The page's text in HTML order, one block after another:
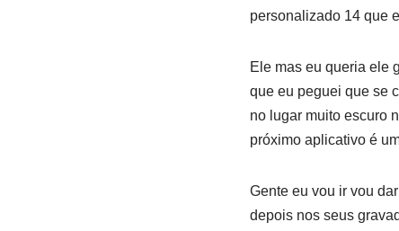
personalizado 14 que
Ele mas eu queria ele
que eu peguei que se
no lugar muito escuro
próximo aplicativo é
Gente eu vou ir vou
depois nos seus